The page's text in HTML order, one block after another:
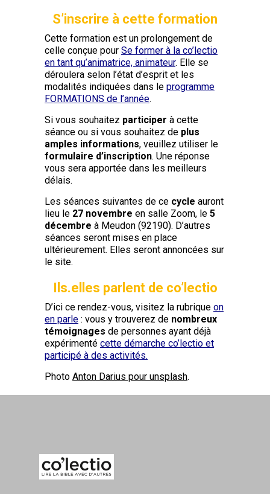
S’inscrire à cette formation
Cette formation est un prolongement de
celle conçue pour Se former à la co’lectio
en tant qu’animatrice, animateur. Elle se
déroulera selon l’état d’esprit et les
modalités indiquées dans le programme
FORMATIONS de l’année.
Si vous souhaitez participer à cette
séance ou si vous souhaitez de plus
amples informations, veuillez utiliser le
formulaire d’inscription. Une réponse
vous sera apportée dans les meilleurs
délais.
Les séances suivantes de ce cycle auront
lieu le 27 novembre en salle Zoom, le 5
décembre à Meudon (92190). D’autres
séances seront mises en place
ultérieurement. Elles seront annoncées sur
le site.
Ils.elles parlent de co’lectio
D’ici ce rendez-vous, visitez la rubrique on
en parle : vous y trouverez de nombreux
témoignages de personnes ayant déjà
expérimenté cette démarche co’lectio et
participé à des activités.
Photo Anton Darius pour unsplash.